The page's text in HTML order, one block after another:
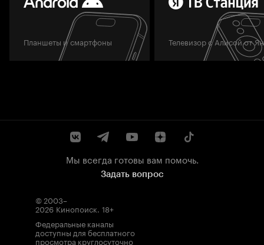
Планшеты и смартфоны Телевизор с Алисой от
Мы всегда готовы вам помочь.
Задать вопрос
© 2003–
2026 Кинопоиск. 18+
Федеральные каналы
доступны для бесплатного
просмотра круглосуточно